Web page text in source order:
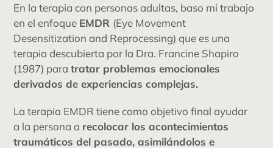
contacto
blog
En la terapia con personas adultas, baso mi trabajo
en el enfoque EMDR (Eye Movement
Desensitization and Reprocessing) que es una
terapia descubierta por la Dra. Francine Shapiro
(1987) paratratar problemas emocionales
derivados de experiencias complejas.
La terapia EMDR tiene como objetivo final ayudar
a la persona a recolocar los acontecimientos
traumáticos del pasado, asimilándolos e